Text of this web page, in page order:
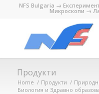
NFS Bulgaria →
Микроскопи →
Продукти
Home / Продукти /
Биология и Здравно